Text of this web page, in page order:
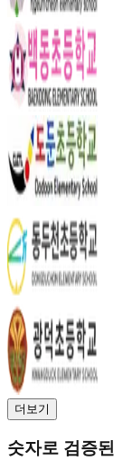
더보기
숫자로 검증된